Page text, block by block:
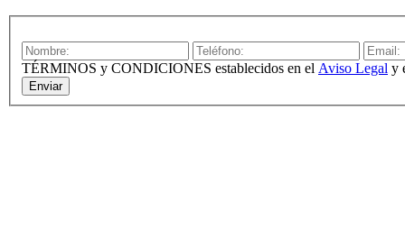
TÉRMINOS y CONDICIONES establecidos en el Aviso Legal y
Enviar